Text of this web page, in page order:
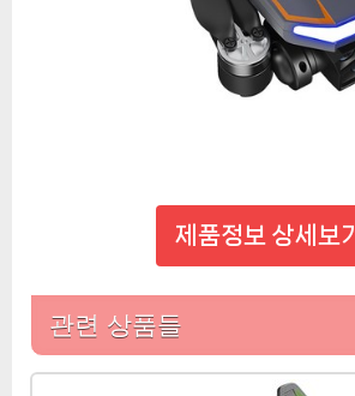
제품정보 상세보기
관련 상품들